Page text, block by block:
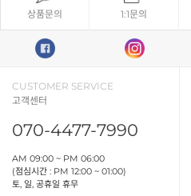
상품문의 1:1문의
CUSTOMER SERVICE
고객센터
070-4477-7990
AM 09:00 ~ PM 06:00
(점심시간 : PM 12:00 ~ 01:00)
토, 일, 공휴일 휴무